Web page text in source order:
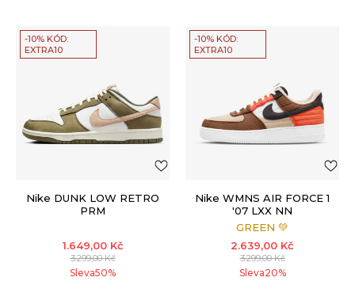
-10% KÓD:
EXTRA10
Nike DUNK LOW RETRO
PRM
1.649,00 Kč
3.299,00Kč
Sleva50%
-10% KÓD:
EXTRA10
Nike WMNS AIR FORCE 1
'07 LXX NN
GREEN 💚
2.639,00 Kč
3.299,00Kč
Sleva20%